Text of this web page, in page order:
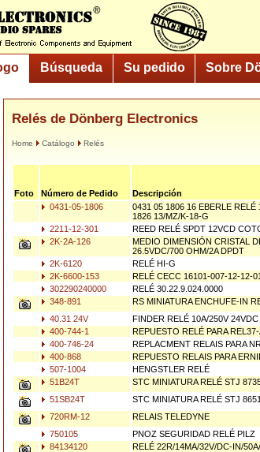
Búsqueda Su pedido Sobre
Relés de Dönberg Electronics
Home Catálogo Relés
Foto Número de Pedido Descripción
0431-05-1806
0431 05 1806 16 EBERLE
1826 13/MZ/K-18-G
2211-12-301 REED RELÉ SPDT 12VCD
2K-2A-126
MEDIO DIMENSIÓN CRISTAL
26.5VDC/700 OHM/2A DPDT
2K-6120 RELÉ HI-G
2K-6600-153
RELÉ CECC 16101-007-12-12-
302290240000
RELÉ 30.22.9.024.0000
348-891
RS MINIATURA ENCHUFE-IN
40.31 24V
FINDER RELÉ 10A/250V 24VDC
400-744-1
REPUESTO RELÉ PARA
400-746-24
REPLACMENT RELAIS PARA
400-868
REPUESTO RELAIS PARA
507-1004
HENGSTLER RELÉ
51B24T
STC MINIATURA RELÉ STJ
51SB24T
STC MINIATURA RELÉ STJ 8651
720RM-12
RELAIS TELEDYNE
750105
PNOZ SEGURIDAD RELÉ PILZ
84134120
RELÉ 22R/14MA/32V/DC-IN/